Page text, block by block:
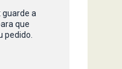
que
pedido.